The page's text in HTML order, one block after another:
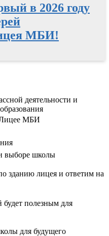
в 2026 году
МБИ!
деятельности и
Лицее МБИ
выборе школы
зданию лицея и ответим на
полезным для
для будущего